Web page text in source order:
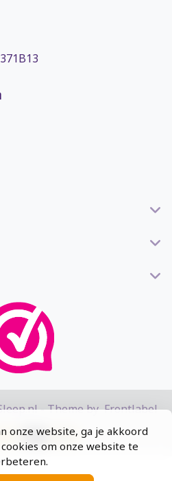
onze website, ga je akkoord
om onze website te
- Theme byFrontlabel